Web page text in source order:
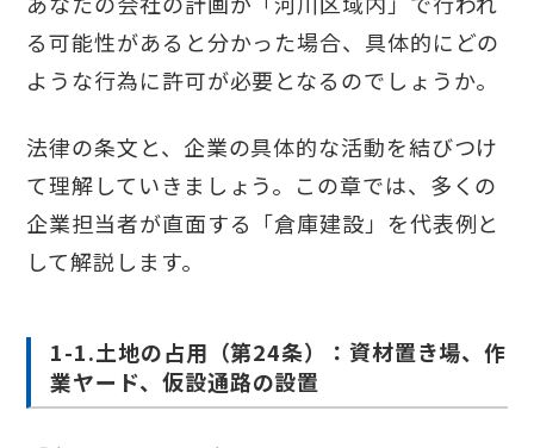
る可能性があると分かった場合、具体的にどの
ような行為に許可が必要となるのでしょうか。
法律の条文と、企業の具体的な活動を結びつけ
て理解していきましょう。この章では、多くの
企業担当者が直面する「倉庫建設」を代表例と
して解説します。
1-1.土地の占用（第24条）：資材置き場、作
業ヤード、仮設通路の設置